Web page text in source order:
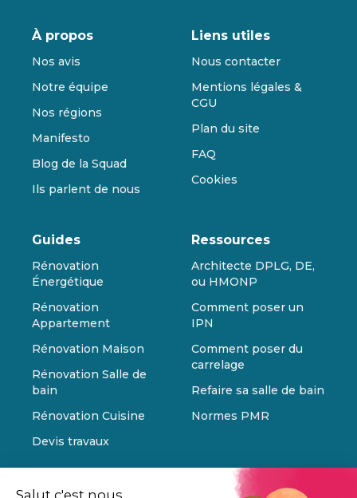
Salut c'est nous...
À propos
Nos avis
Notre équipe
Nos régions
Manifesto
Blog de la Squad
Ils parlent de nous
Liens utiles
Nous contacter
Mentions légales &
CGU
Plan du site
FAQ
Cookies
Guides
Rénovation
Énergétique
Rénovation
Appartement
Rénovation Maison
Rénovation Salle de
bain
Rénovation Cuisine
Devis travaux
Ressources
Architecte DPLG, DE,
ou HMONP
Comment poser un
IPN
Comment poser du
carrelage
Refaire sa salle de bain
Normes PMR